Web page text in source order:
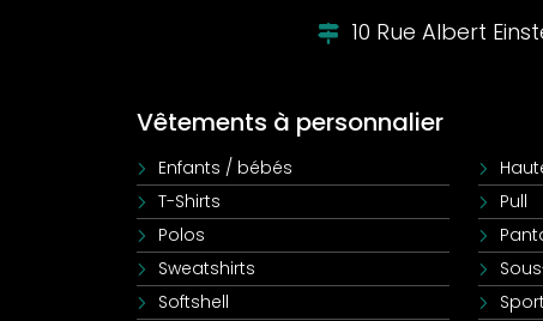
10 Rue Albert
Vêtements à personnalier
Enfants / bébés
T-Shirts
Polos
Sweatshirts
Softshell
Pull